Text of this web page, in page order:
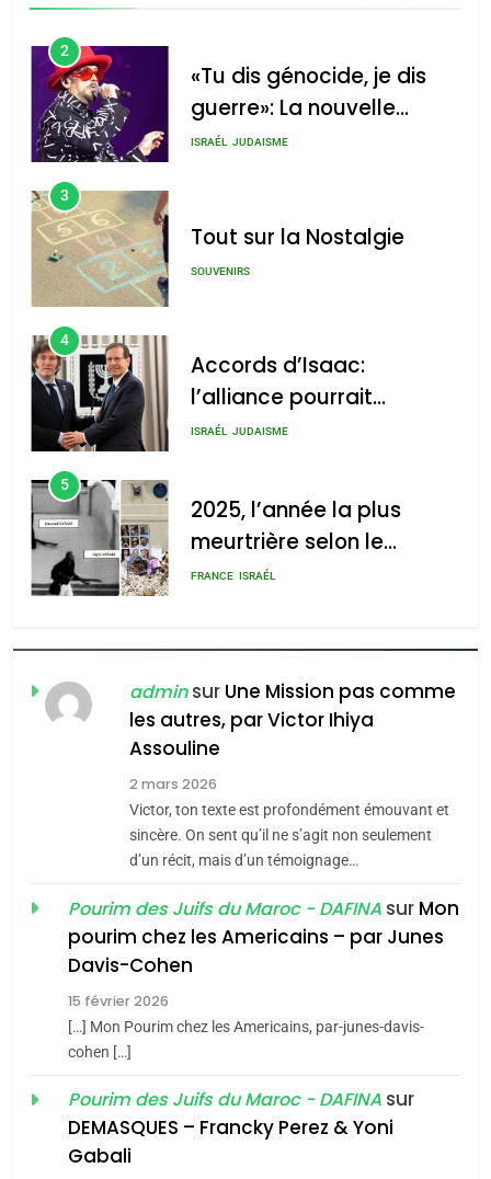
2
«Tu dis génocide, je dis
guerre»: La nouvelle
chanson de Boy George
ISRAÉL JUDAISME
3
Tout sur la Nostalgie
SOUVENIRS
4
Accords d’Isaac:
l’alliance pourrait
s’étendre à 13 pays
ISRAÉL JUDAISME
5
2025, l’année la plus
meurtrière selon le
rapport d’ADL contre
FRANCE ISRAÉL
FIÈRE, DIGNE ET RÉSILIENTE :
POURQUOI JE REVENDIQUE
MA JUDAÏTE par Thérèse
Zrihen-Dvir
ISRAÉL JUDAISME
CE QUI NOUS MANQUE –
Jacques Hadida
JUDAISME
Maroc : Les amandes de
Tafraout, le miel de Tadla
du terroir
Oeil ravageur – Vanessa
De Loya Stauber
adminsur Une Mission pas comme
les autres, par Victor Ihiya
Assouline
2 mars 2026
Victor, ton texte est profondément émouvant et
sincère. On sent qu’il ne s’agit non seulement
d’un récit, mais d’un témoignage…
Pourim des Juifs du Maroc - DAFINA sur Mon
pourim chez les Americains – par Junes
Davis-Cohen
15 février 2026
[…] Mon Pourim chez les Americains, par-junes-davis-
cohen […]
Pourim des Juifs du Maroc - DAFINA sur
DEMASQUES – Francky Perez & Yoni
Gabali